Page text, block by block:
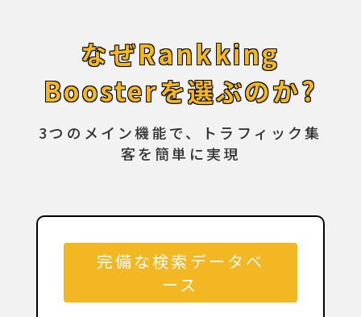
なぜRankking
Boosterを選ぶのか?
3つのメイン機能で、トラフィック集
客を簡単に実現
完備な検索データベ
ース